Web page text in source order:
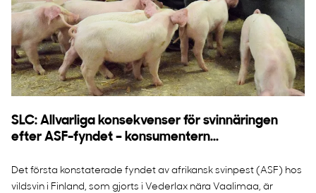
SLC: Allvarliga konsekvenser för svinnäringen
efter ASF-fyndet – konsumentern...
Det första konstaterade fyndet av afrikansk svinpest (ASF) hos
vildsvin i Finland, som gjorts i Vederlax nära Vaalimaa, är